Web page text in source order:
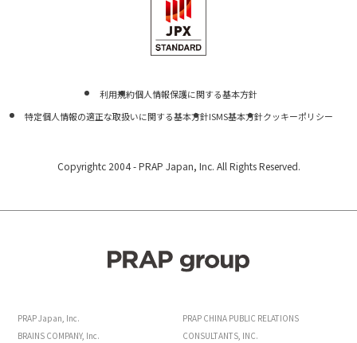
利用規約個人情報保護に関する基本方針
特定個人情報の適正な取扱いに関する基本方針ISMS基本方針クッキーポリシー
Copyrightc 2004 -PRAP Japan, Inc. All Rights Reserved.
PRAP Japan, Inc.
BRAINS COMPANY, Inc.
PRAP CHINA PUBLIC RELATIONS
CONSULTANTS, INC.